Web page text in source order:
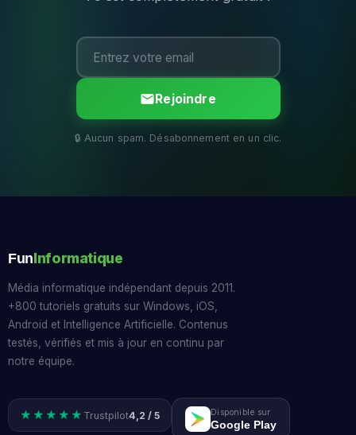
Rejoindre
FunInformatique
Média informatique indépendant depuis 2011.
+800 tutoriels gratuits sur Windows, iOS,
Android et Intelligence Artificielle. Contenus
testés, vérifiés et mis à jour en continu par
notre équipe.
★★★★★ Trustpilot4,2 / 5 Disponible sur
Google Play